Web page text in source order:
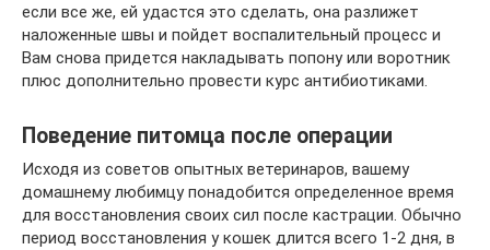
если все же, ей удастся это сделать, она разлижет
наложенные швы и пойдет воспалительный процесс и
Вам снова придется накладывать попону или воротник
плюс дополнительно провести курс антибиотиками.
Поведение питомца после операции
Исходя из советов опытных ветеринаров, вашему
домашнему любимцу понадобится определенное время
для восстановления своих сил после кастрации. Обычно
период восстановления у кошек длится всего 1-2 дня, в